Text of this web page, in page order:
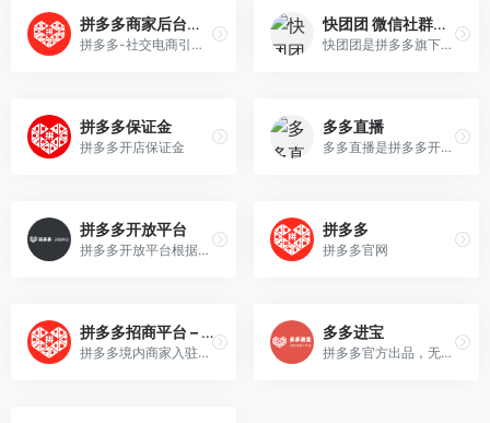
拼多多商家后台，一站式店铺管理工作台，0元开店坐享流量红利，高效店铺工具轻松上手，与百万卖家交流经营心得
拼多多-社交电商引领者，官方入驻平台，0元开店1分钟入驻。开网店就选拼多多，新电商新机遇。社交电商流量红利期，获客成本超低，抢占巨额流量入口极速打造爆款。拼多多商家后台，全流程开店教程，从新手入门到进阶玩法，手把手教你开网店，已经有上千万卖家在拼多多入驻赚钱了。入驻、上新、货源、客服、物流、售后，一切问题在拼多多都迎刃而解。海量资源位，超多无门槛活动，新店老店都能上。超多店铺营销推广工具，新手开店不怕没客源。专属对接小二，帮你解决店铺运营困惑。
快团团 微信社群团购小程序
快团团是拼多多旗下微信社群团购小程序，助力微信生态内商家经营私域流量，致力于提供“找货-找人-把货/服务卖给人”的全链路解决方法，为商家的用户们提供优质社群购物体验。
拼多多保证金
拼多多开店保证金
多多直播
多多直播是拼多多开放给有带货能力或潜力的合作方的营销工具，以提升合作方用户粘性和流量转化效率。
拼多多开放平台
拼多多开放平台根据不同的资质类型赋予不同的开放能力，目前有6种可认证角色类型可选，同账号下可同时认证多重角色，无需重复创建
拼多多
拼多多官网
拼多多招商平台 – 商家入驻
拼多多境内商家入驻，海量用户，0入驻费，极速开店。
多多进宝
拼多多官方出品，无分级、无躺赚，官方直接让利多多客~